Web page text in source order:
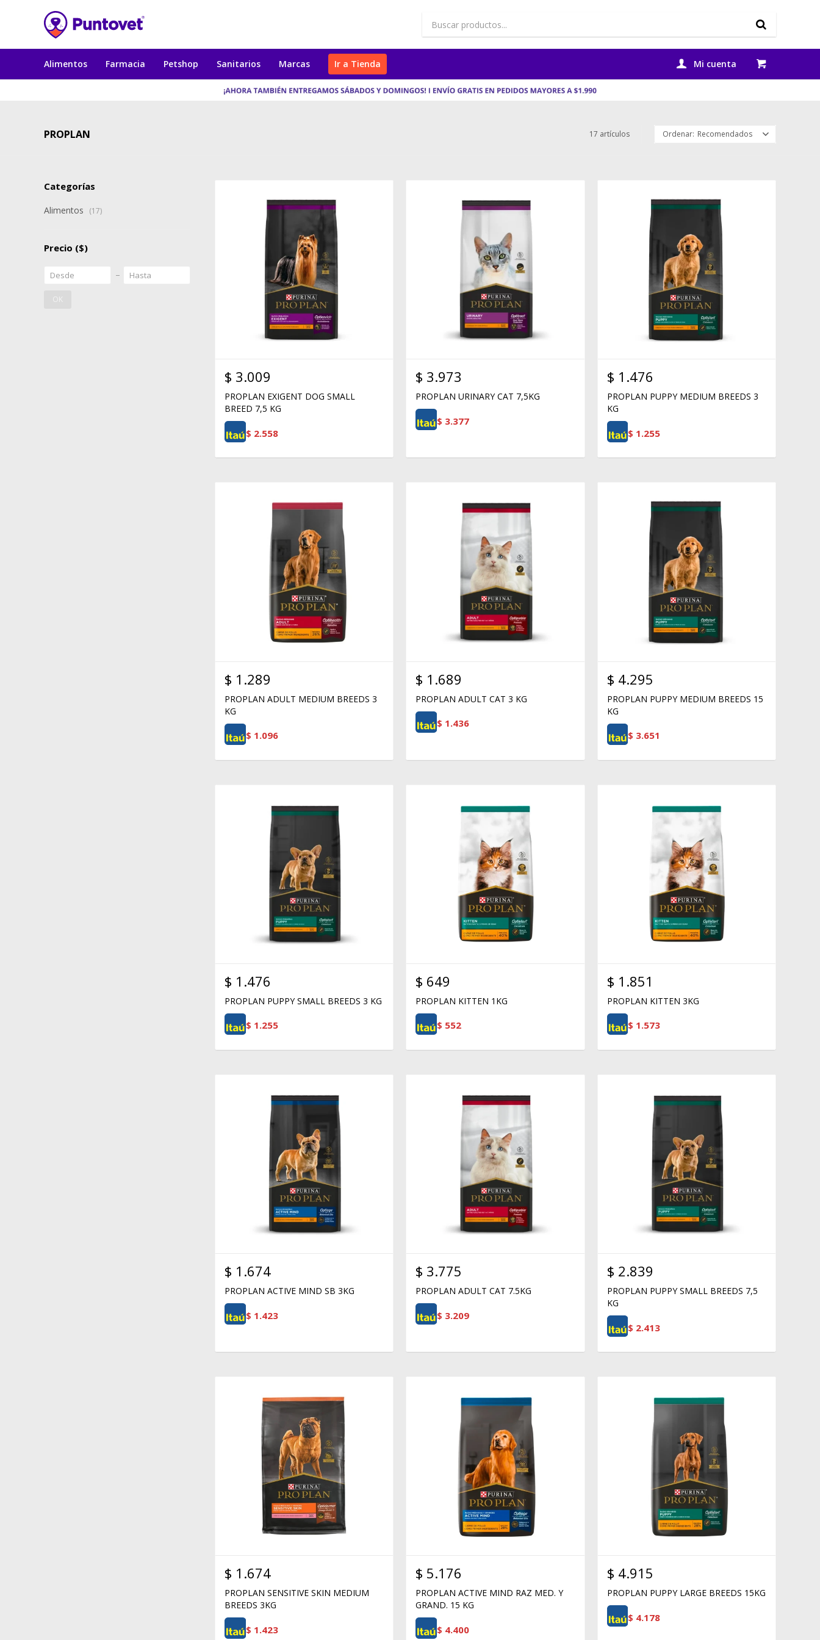
Alimentos Farmacia Petshop Sanitarios Marcas Ir a Tienda
PROPLAN 17 artículos Recomendados
$ 3.009
PROPLAN EXIGENT DOG SMALL
BREED 7,5 KG
$ 2.558
$ 3.973
PROPLAN URINARY CAT 7,5KG
$ 3.377
$ 1.476
PROPLAN PUPPY MEDIUM BREEDS 3
KG
$ 1.255
$ 1.289
PROPLAN ADULT MEDIUM BREEDS 3
KG
$ 1.096
$ 1.689
PROPLAN ADULT CAT 3 KG
$ 1.436
$ 4.295
PROPLAN PUPPY MEDIUM BREEDS 15
KG
$ 3.651
$ 1.476
PROPLAN PUPPY SMALL BREEDS 3 KG
$ 1.255
$ 649
PROPLAN KITTEN 1KG
$ 552
$ 1.851
PROPLAN KITTEN 3KG
$ 1.573
$ 1.674
PROPLAN ACTIVE MIND SB 3KG
$ 1.423
$ 3.775
PROPLAN ADULT CAT 7.5KG
$ 3.209
$ 2.839
PROPLAN PUPPY SMALL BREEDS 7,5
KG
$ 2.413
$ 1.674
PROPLAN SENSITIVE SKIN MEDIUM
BREEDS 3KG
$ 1.423
$ 5.176
PROPLAN ACTIVE MIND RAZ MED. Y
GRAND. 15 KG
$ 4.400
$ 4.915
PROPLAN PUPPY LARGE BREEDS 15KG
$ 4.178
Categorías
Alimentos (17)
Precio ($)
OK